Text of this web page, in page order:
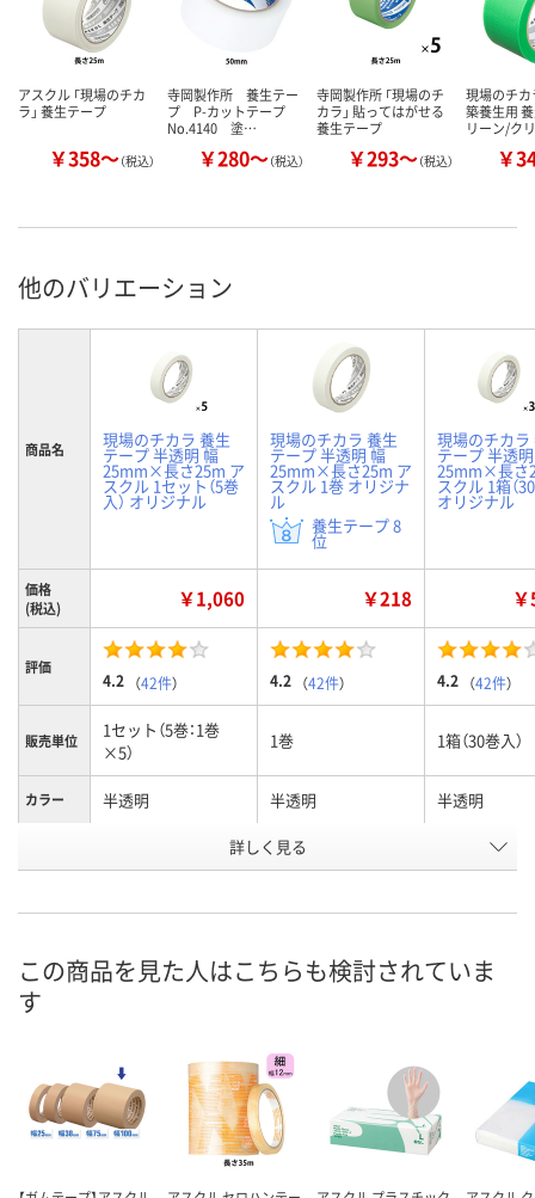
アスクル 「現場のチカ
ラ」 養生テープ
￥358～（税込）
寺岡製作所 養生テー
プ P-カットテープ
No.4140 塗…
￥280～（税込）
寺岡製作所 「現場のチ
カラ」 貼ってはがせる
養生テープ
￥293～（税込）
現場のチカ
築養生用
リーン/ク
￥
他のバリエーション
商品名 現場のチカラ 養生
テープ 半透明 幅
25mm×長さ25m ア
スクル 1セット（5巻
入） オリジナル
現場のチカラ 養生
テープ 半透明 幅
25mm×長さ25m ア
スクル 1巻 オリジナ
ル
養生テープ 8
位
現場のチカラ
テープ 半透
25mm×長さ
スクル 1箱（
オリジナル
価格
(税込)
￥1,060 ￥218
評価
4.2 （42件） 4.2 （42件） 4.2 （42件）
販売単位
1セット（5巻：1巻
×5）
1巻 1箱（30巻入）
カラー 半透明 半透明 半透明
2854461 2943786
8月10日（月）
カゴへ
詳しく見る
この商品を見た人はこちらも検討されていま
す